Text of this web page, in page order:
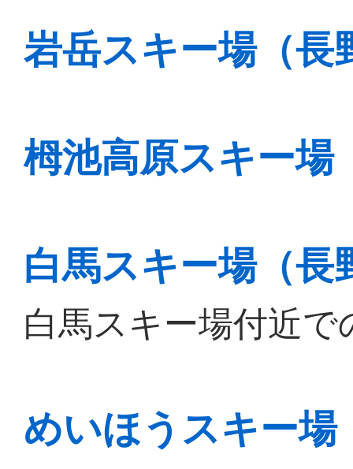
岩岳スキー場（長
栂池高原スキー場
白馬スキー場（長
白馬スキー場付近で
めいほうスキー場